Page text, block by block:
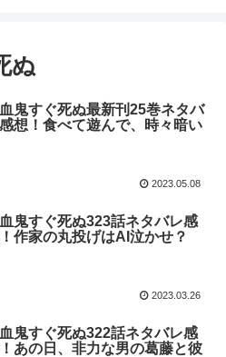
ぬ
鬼すぐ死ぬ最新刊25巻ネタバ
想！食べて遊んで、時々暗い
2023.05.08
鬼すぐ死ぬ323話ネタバレ感
作家の丸投げはAI泣かせ？
2023.03.26
鬼すぐ死ぬ322話ネタバレ感
あの日、非力な男の葛藤と彼